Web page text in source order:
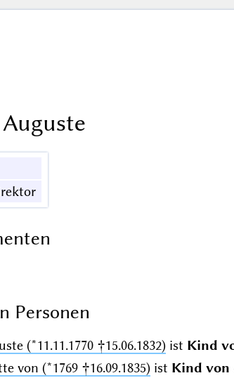
Personen
(*11.11.1770 †15.06.1832)ist Kind
von (*1769 †16.09.1835)ist Kind von